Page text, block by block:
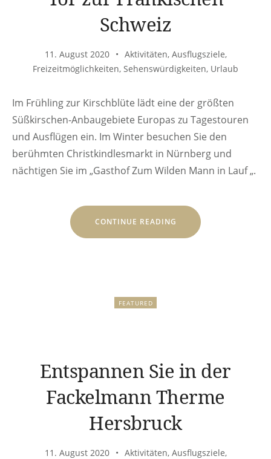
Schweiz
11. August 2020 Aktivitäten, Ausflugsziele,
Freizeitmöglichkeiten, Sehenswürdigkeiten, Urlaub
Im Frühling zur Kirschblüte lädt eine der größten
Süßkirschen-Anbaugebiete Europas zu Tagestouren
und Ausflügen ein. Im Winter besuchen Sie den
berühmten Christkindlesmarkt in Nürnberg und
nächtigen Sie im „Gasthof Zum Wilden Mann in Lauf „.
CONTINUE READING
FRÄNKISCHEN
FEATURED
Entspannen Sie in der
Fackelmann Therme
Hersbruck
11. August 2020 Aktivitäten, Ausflugsziele,